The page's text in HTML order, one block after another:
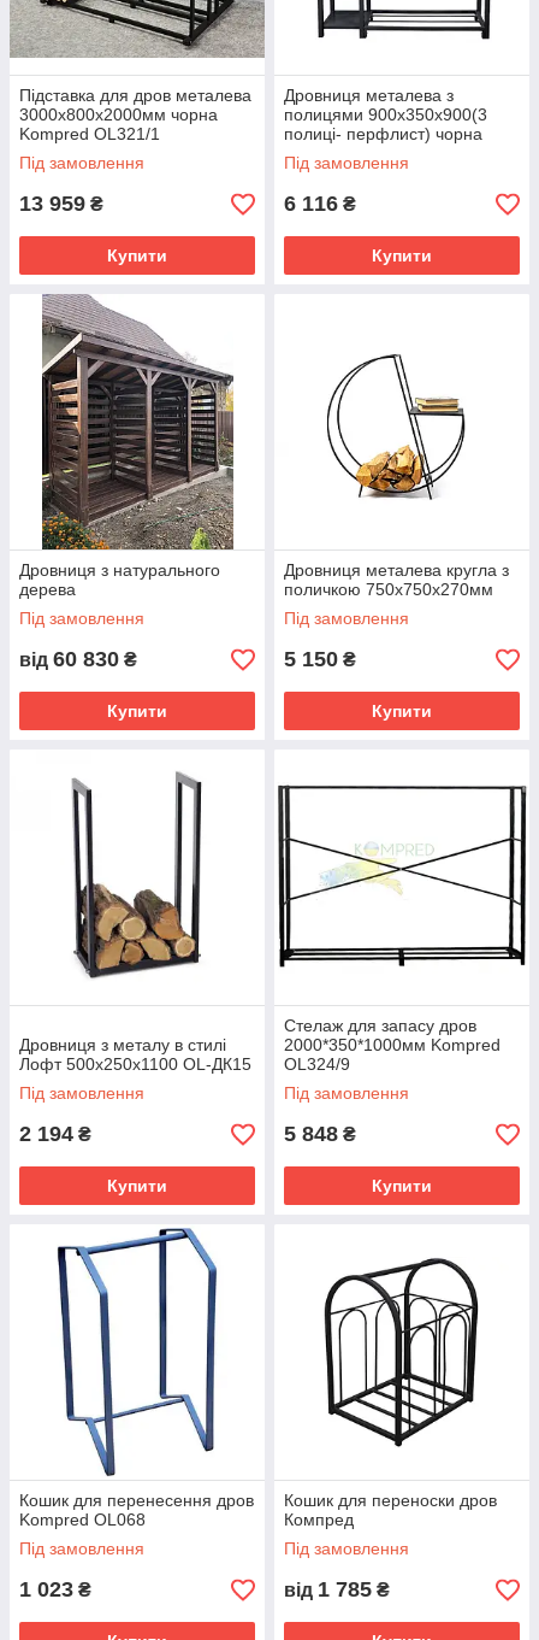
Підставка для дров металева
3000х800х2000мм чорна
Kompred OL321/1
Під замовлення
13 959 ₴
Купити
Дровниця металева з
полицями 900х350х900(3
полиці- перфлист) чорна
Kompred OL617
Під замовлення
6 116 ₴
Купити
Дровниця з натурального
дерева
Під замовлення
від 60 830 ₴
Купити
Дровниця металева кругла з
поличкою 750х750х270мм
Під замовлення
5 150 ₴
Купити
Дровниця з металу в стилі
Лофт 500х250х1100 OL-ДК15
Під замовлення
2 194 ₴
Купити
Стелаж для запасу дров
2000*350*1000мм Kompred
OL324/9
Під замовлення
5 848 ₴
Купити
Кошик для перенесення дров
Kompred OL068
Під замовлення
1 023 ₴
Кошик для переноски дров
Компред
Під замовлення
від 1 785 ₴